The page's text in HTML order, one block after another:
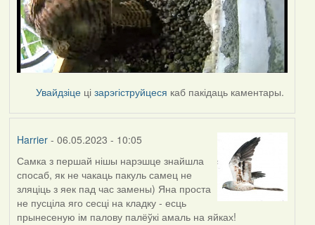
Увайдзіце цізарэгіструйцеся каб пакідаць каментары.
Harrier- 06.05.2023 - 10:05
Самка з першай нішы нарэшце знайшла
спосаб, як не чакаць пакуль самец не
зляціць з яек пад час замены) Яна проста
не пусціла яго сесці на кладку - есць
прынесеную ім палову палёўкі амаль на яйках!